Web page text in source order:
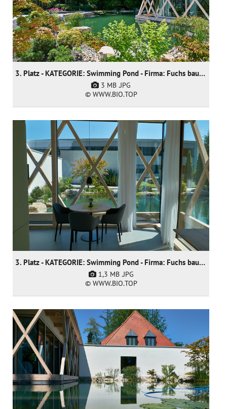
3. Platz - KATEGORIE: Swimming Pond - Firma: Fuchs baut Gärten GmbH
3 MB .JPG
© WWW.BIO.TOP
3. Platz - KATEGORIE: Swimming Pond - Firma: Fuchs baut Gärten GmbH
1,3 MB .JPG
© WWW.BIO.TOP